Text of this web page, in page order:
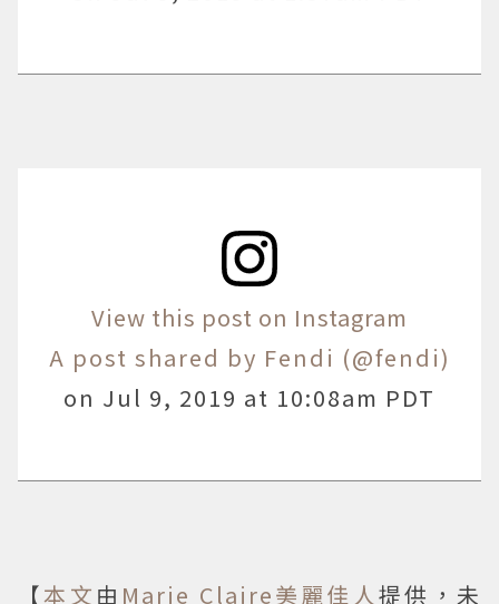
View this post on Instagram
A post shared by Fendi (@fendi)
on Jul 9, 2019 at 10:08am PDT
【本文 由 Marie Claire美麗佳人提供，未